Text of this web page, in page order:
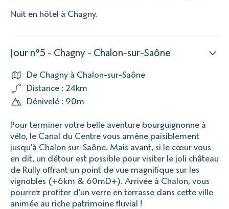
Nuit en hôtel à Chagny.
Jour n°5 - Chagny - Chalon-sur-Saône
De Chagny à Chalon-sur-Saône
Distance : 24km
Dénivelé : 90m
Pour terminer votre belle aventure bourguignonne à
vélo, le Canal du Centre vous amène paisiblement
jusqu’à Chalon sur-Saône. Mais avant, si le cœur vous
en dit, un détour est possible pour visiter le joli château
de Rully offrant un point de vue magnifique sur les
vignobles (+6km & 60mD+). Arrivée à Chalon, vous
pourrez profiter d’un verre en terrasse dans cette ville
animée au riche patrimoine fluvial !